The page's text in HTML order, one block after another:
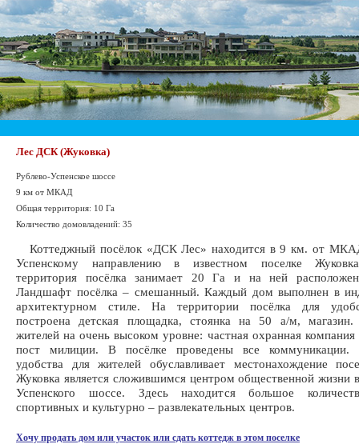
Лес ДСК (Жуковка)
Рублево-Успенское шоссе
9 км от МКАД
Общая территория: 10 Га
Количество домовладений: 35
Коттеджный посёлок «ДСК Лес» находится в 9 км. от
Успенскому направлению в известном поселке
территория посёлка занимает 20 Га и на ней
Ландшафт посёлка – смешанный. Каждый дом выполнен в
архитектурном стиле. На территории посёлка для
построена детская площадка, стоянка на 50 а/м, магазин.
жителей на очень высоком уровне: частная охранная
пост милиции. В посёлке проведены все коммуникации.
удобства для жителей обуславливает местонахождение
Жуковка является сложившимся центром общественной жизни
Успенского шоссе. Здесь находится большое
спортивных и культурно – развлекательных центров.
Хочу продать дом или участок или сдать коттедж в этом поселке